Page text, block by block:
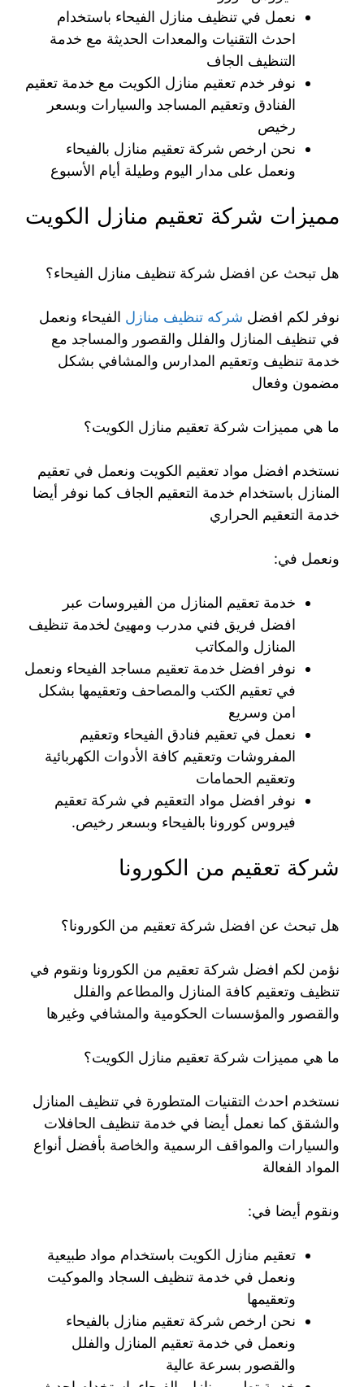
نعمل في تنظيف منازل الفيحاء باستخدام
احدث التقنيات والمعدات الحديثة مع خدمة
التنظيف الجاف
نوفر خدم تعقيم منازل الكويت مع خدمة تعقيم
الفنادق وتعقيم المساجد والسيارات وبسعر
رخيص
نحن ارخص شركة تعقيم منازل بالفيحاء
ونعمل على مدار اليوم وطيلة أيام الأسبوع
مميزات شركة تعقيم منازل الكويت
هل تبحث عن افضل شركة تنظيف منازل الفيحاء؟
نوفر لكم افضل شركه تنظيف منازل الفيحاء ونعمل
في تنظيف المنازل والفلل والقصور والمساجد مع
خدمة تنظيف وتعقيم المدارس والمشافي بشكل
مضمون وفعال
ما هي مميزات شركة تعقيم منازل الكويت؟
نستخدم افضل مواد تعقيم الكويت ونعمل في تعقيم
المنازل باستخدام خدمة التعقيم الجاف كما نوفر أيضا
خدمة التعقيم الحراري
ونعمل في:
خدمة تعقيم المنازل من الفيروسات عبر
افضل فريق فني مدرب ومهيئ لخدمة تنظيف
المنازل والمكاتب
نوفر افضل خدمة تعقيم مساجد الفيحاء ونعمل
في تعقيم الكتب والمصاحف وتعقيمها بشكل
امن وسريع
نعمل في تعقيم فنادق الفيحاء وتعقيم
المفروشات وتعقيم كافة الأدوات الكهربائية
وتعقيم الحمامات
نوفر افضل مواد التعقيم في شركة تعقيم
فيروس كورونا بالفيحاء وبسعر رخيص.
شركة تعقيم من الكورونا
هل تبحث عن افضل شركة تعقيم من الكورونا؟
نؤمن لكم افضل شركة تعقيم من الكورونا ونقوم في
تنظيف وتعقيم كافة المنازل والمطاعم والفلل
والقصور والمؤسسات الحكومية والمشافي وغيرها
ما هي مميزات شركة تعقيم منازل الكويت؟
نستخدم احدث التقنيات المتطورة في تنظيف المنازل
والشقق كما نعمل أيضا في خدمة تنظيف الحافلات
والسيارات والمواقف الرسمية والخاصة بأفضل أنواع
المواد الفعالة
ونقوم أيضا في:
تعقيم منازل الكويت باستخدام مواد طبيعية
ونعمل في خدمة تنظيف السجاد والموكيت
وتعقيمها
نحن ارخص شركة تعقيم منازل بالفيحاء
ونعمل في خدمة تعقيم المنازل والفلل
والقصور بسرعة عالية